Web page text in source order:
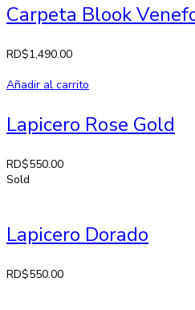
Carpeta Blook
RD$1,490.00
Añadir al carrito
Lapicero Rose Gold
RD$550.00
Sold
Lapicero Dorado
RD$550.00